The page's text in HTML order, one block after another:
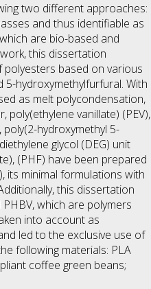
two different approaches:
and thus identifiable as
are bio-based and
this dissertation
based on various
hydroxymethylfurfural. With
as melt polycondensation,
vanillate) (PEV),
hydroxymethyl 5-
glycol (DEG) unit
(PHF) have been prepared
its minimal formulations with
this dissertation
which are polymers
into account as
led to the exclusive use of
following materials: PLA
coffee green beans;